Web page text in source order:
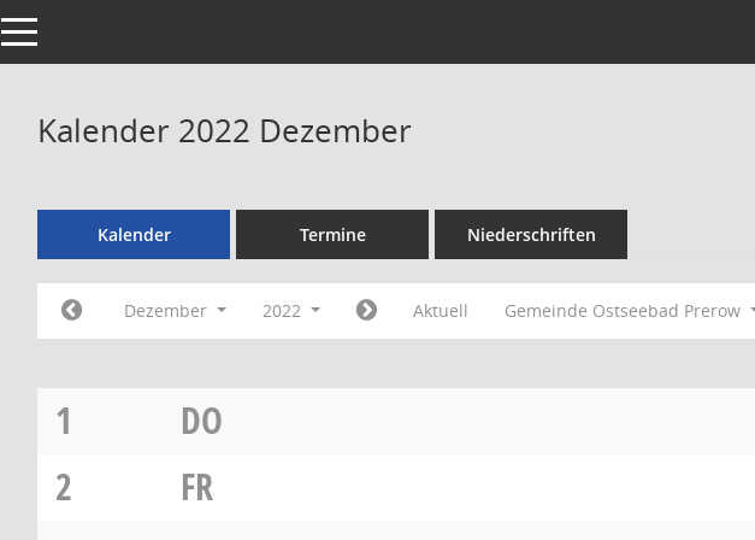
Toggle navigation
Kalender 2022 Dezember
Kalender Termine Niederschriften
Dezember 2022 Aktuell Gemeinde Ostseebad Prerow
1
DO
2
FR